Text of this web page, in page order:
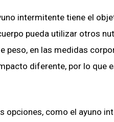
intermitente tiene el
pueda utilizar otros
peso, en las medidas
diferente, por lo que
opciones, como el ayuno